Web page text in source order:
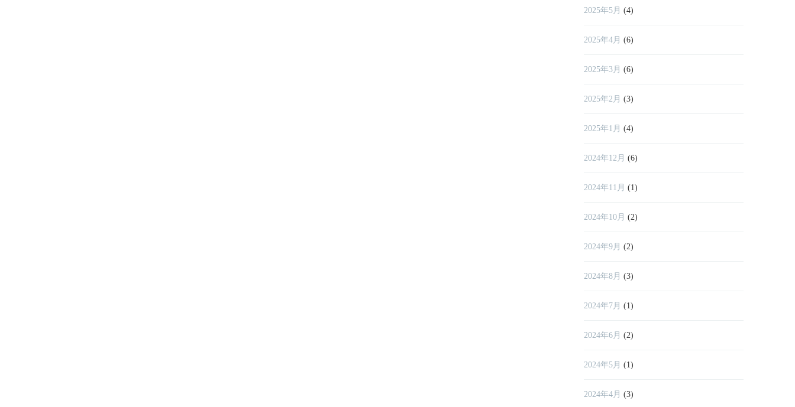
2025年5月 (4)
2025年4月 (6)
2025年3月 (6)
2025年2月 (3)
2025年1月 (4)
2024年12月 (6)
2024年11月 (1)
2024年10月 (2)
2024年9月 (2)
2024年8月 (3)
2024年7月 (1)
2024年6月 (2)
2024年5月 (1)
2024年4月 (3)